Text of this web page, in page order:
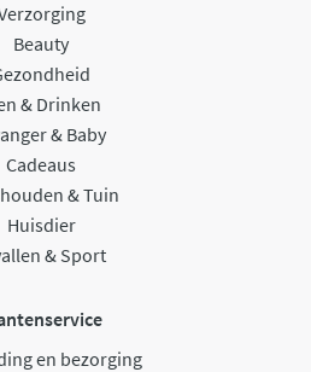
Beauty
& Drinken
& Baby
Cadeaus
& Tuin
Huisdier
& Sport
en bezorging